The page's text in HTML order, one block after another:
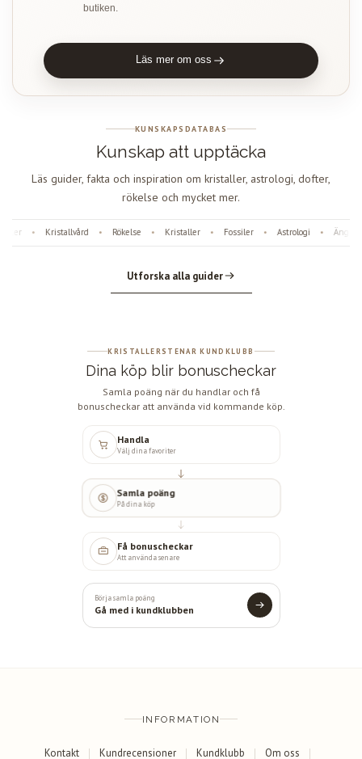
butiken.
Läs mer om oss
KUNSKAPSDATABAS
Kunskap att upptäcka
Läs guider, fakta och inspiration om kristaller, astrologi, dofter,
rökelse och mycket mer.
• Kristallvård Rökelse Kristaller • Fossiler • Astrologi
Utforska alla guider
KRISTALLERSTENAR KUNDKLUBB
Dina köp blir bonuscheckar
Samla poäng när du handlar och få
bonuscheckar att använda vid kommande köp.
Handla
Välj dina favoriter
Samla poäng
På dina köp
Få bonuscheckar
Att använda senare
Börja samla poäng
Gå med i kundklubben
INFORMATION
Kontakt Kundrecensioner Kundklubb Om oss